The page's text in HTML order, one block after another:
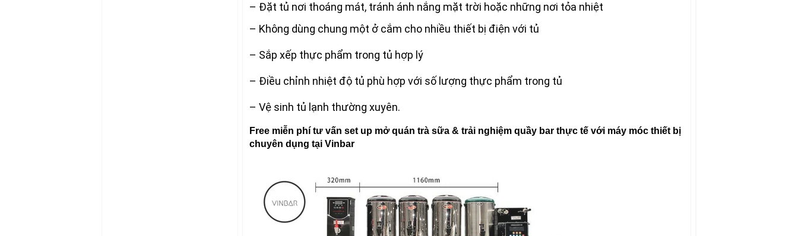
– Đặt tủ nơi thoáng mát, tránh ánh nắng mặt trời hoặc những nơi tỏa nhiệt
– Không dùng chung một ở cắm cho nhiều thiết bị điện với tủ
– Sắp xếp thực phẩm trong tủ hợp lý
– Điều chỉnh nhiệt độ tủ phù hợp với số lượng thực phẩm trong tủ
– Vệ sinh tủ lạnh thường xuyên.
Free miễn phí tư vấn set up mở quán trà sữa & trải nghiệm quầy bar thực tế với máy móc thiết bị
chuyên dụng tại Vinbar